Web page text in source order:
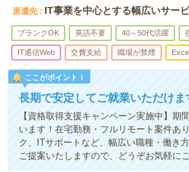
派遣先 IT事業を中心とする幅広いサー
ブランクOK 英語不要 40～50代活躍
IT通信Web 交費支給 職場が禁煙
ここがポイント！
長期で安定してご就業いただけ
【資格取得支援キャンペーン実施中】
います！在宅勤務・フルリモート案件あ
ク、ITサポートなど、幅広い職種・働き
ご提案いたしますので、どうぞお気軽に